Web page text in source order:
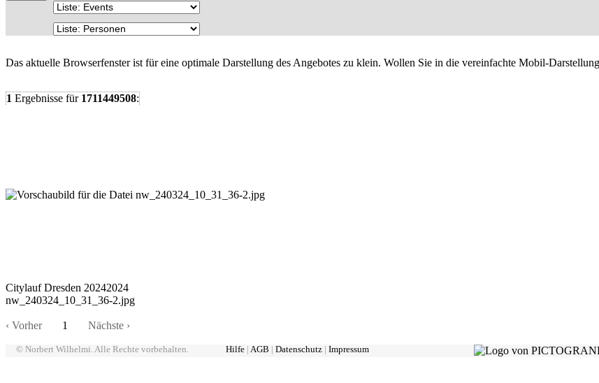
Das aktuelle Browserfenster ist für eine optimale Darstellung des Angebotes zu klein. Wollen Sie in die vereinfachte Mobil-
1 Ergebnisse für 1711449508:
Citylauf Dresden 20242024
nw_240324_10_31_36-2.jpg
‹ Vorher 1 Nächste ›
© Norbert Wilhelmi. Alle Rechte vorbehalten. Hilfe AGB Datenschutz Impressum